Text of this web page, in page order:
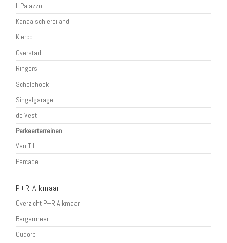
Il Palazzo
Kanaalschiereiland
Klercq
Overstad
Ringers
Schelphoek
Singelgarage
de Vest
Parkeerterreinen
Van Til
Parcade
P+R Alkmaar
Overzicht P+R Alkmaar
Bergermeer
Oudorp